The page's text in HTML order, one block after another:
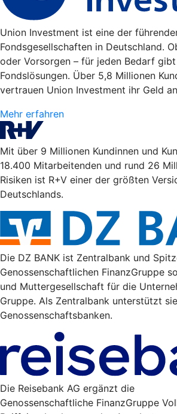
Union Investment ist eine der
Fondsgesellschaften in Deutschland.
oder Vorsorgen – für jeden Bedarf
Fondslösungen. Über 5,8 Millionen
vertrauen Union Investment ihr Geld
Mehr erfahren
Mit über 9 Millionen Kundinnen und
18.400 Mitarbeitenden und rund 26
Risiken ist R+V einer der größten
Deutschlands.
Die DZ BANK ist Zentralbank und
Genossenschaftlichen FinanzGruppe
und Muttergesellschaft für die
Gruppe. Als Zentralbank unterstützt
Genossenschaftsbanken.
Die Reisebank AG ergänzt die
Genossenschaftliche FinanzGruppe